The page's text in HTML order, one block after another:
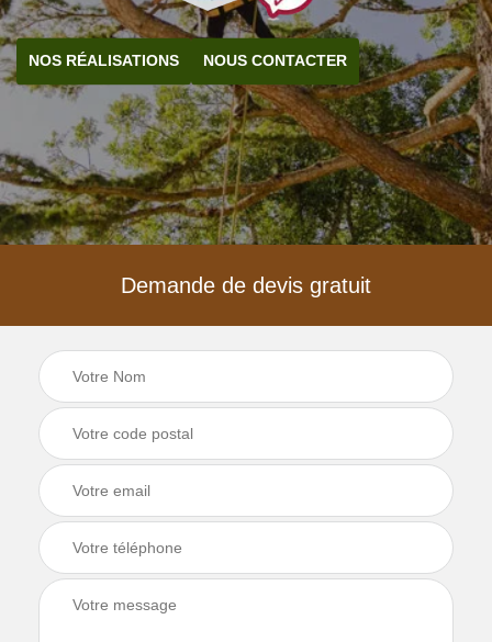
NOS RÉALISATIONS NOUS CONTACTER
Demande de devis gratuit